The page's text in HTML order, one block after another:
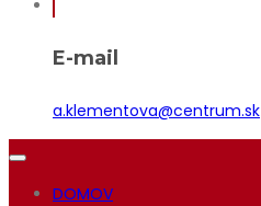
E-mail
a.klementova@centrum.sk
DOMOV